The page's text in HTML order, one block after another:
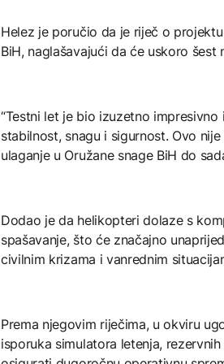
Helez je poručio da je riječ o
BiH, naglašavajući da će uskoro
“Testni let je bio izuzetno
stabilnost, snagu i sigurnost. Ovo
ulaganje u Oružane snage BiH do
Dodao je da helikopteri dolaze s
spašavanje, što će značajno
civilnim krizama i vanrednim
Prema njegovim riječima, u okviru
isporuka simulatora letenja,